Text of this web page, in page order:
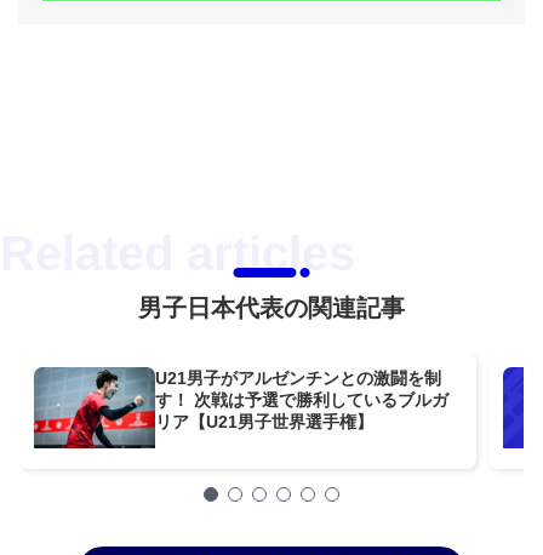
男子日本代表の関連記事
U21男子がアルゼンチンとの激闘を制
す！ 次戦は予選で勝利しているブルガ
リア【U21男子世界選手権】